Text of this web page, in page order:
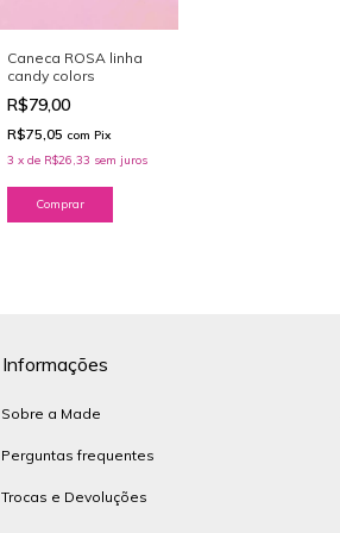
Caneca ROSA linha
candy colors
R$79,00
R$75,05 com Pix
3 x de R$26,33 sem juros
Informações
Sobre a Made
Perguntas frequentes
Trocas e Devoluções